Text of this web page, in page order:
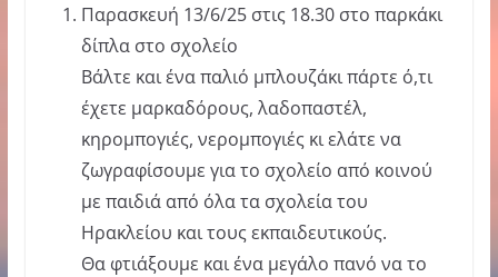
Παρασκευή 13/6/25 στις 18.30 στο παρκάκι
δίπλα στο σχολείο
Βάλτε και ένα παλιό μπλουζάκι πάρτε ό,τι
έχετε μαρκαδόρους, λαδοπαστέλ,
κηρομπογιές, νερομπογιές κι ελάτε να
ζωγραφίσουμε για το σχολείο από κοινού
με παιδιά από όλα τα σχολεία του
Ηρακλείου και τους εκπαιδευτικούς.
Θα φτιάξουμε και ένα μεγάλο πανό να το